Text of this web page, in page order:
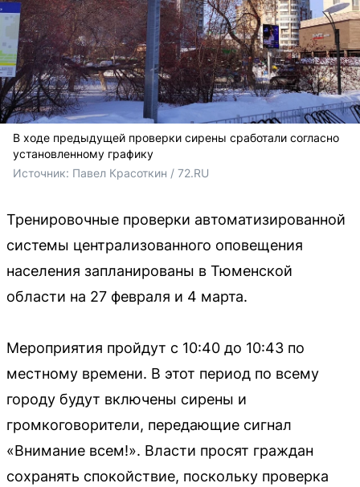
В ходе предыдущей проверки сирены сработали согласно
установленному графику
Источник: Павел Красоткин / 72.RU
Тренировочные проверки автоматизированной
системы централизованного оповещения
населения запланированы в Тюменской
области на 27 февраля и 4 марта.
Мероприятия пройдут с 10:40 до 10:43 по
местному времени. В этот период по всему
городу будут включены сирены и
громкоговорители, передающие сигнал
«Внимание всем!». Власти просят граждан
сохранять спокойствие, поскольку проверка